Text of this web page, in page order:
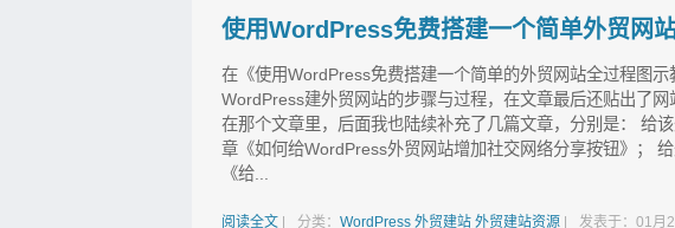
使用WordPress免费搭建一个简单外贸网
在《使用WordPress免费搭建一个简单的外贸网站全过程图
WordPress建外贸网站的步骤与过程，在文章最后还贴出了
在那个文章里，后面我也陆续补充了几篇文章，分别是： 给
章《如何给WordPress外贸网站增加社交网络分享按钮》；
《给...
阅读全文 分类： WordPress 外贸建站 外贸建站资源 发表于：01月